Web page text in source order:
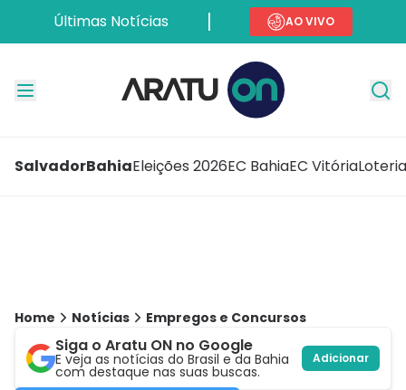
Últimas Notícias AO VIVO
SalvadorBahiaEleições 2026EC BahiaEC Vitória
Home Notícias Empregos e Concursos
Siga o Aratu ON no Google
E veja as notícias do Brasil e da Bahia
com destaque nas suas buscas.
Adicionar